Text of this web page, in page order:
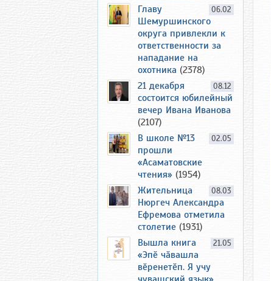
06.02
Главу
Шемуршинского
округа привлекли к
ответственности за
нападание на
охотника (2378)
08.12
21 декабря
состоится юбилейный
вечер Ивана Иванова
(2107)
02.05
В школе №13
прошли
«Асаматовские
чтения» (1954)
08.03
Жительница
Нюргеч Александра
Ефремова отметила
столетие (1931)
21.05
Вышла книга
«Эпӗ чӑвашла
вӗренетӗп. Я учу